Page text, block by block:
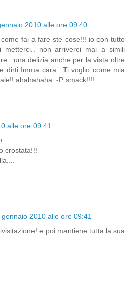
2010 alle ore 09:40
fai a fare ste cose!!! io con tutto
metterci.. non arriverei mai a simili
una delizia anche per la vista oltre
dirti Imma cara.. Ti voglio come mia
ahahahaha :-P smack!!!!
alle ore 09:41
crostata!!!
gennaio 2010 alle ore 09:41
e poi mantiene tutta la sua